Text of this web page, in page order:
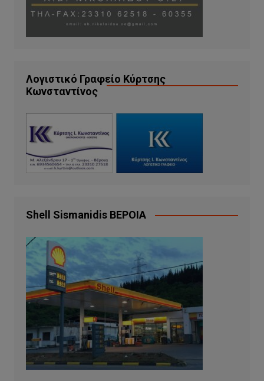
Λογιστικό Γραφείο Κύρτσης
Κωνσταντίνος
Shell Sismanidis ΒΕΡΟΙΑ